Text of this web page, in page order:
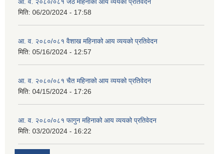
मिति: 06/20/2024 - 17:58
आ. व. २०८०/०८१ वैशाख महिनाको आय व्ययको प्रतिवेदन
मिति: 05/16/2024 - 12:57
आ. व. २०८०/०८१ चैत महिनाको आय व्ययको प्रतिवेदन
मिति: 04/15/2024 - 17:26
आ. व. २०८०/०८१ फागुन महिनाको आय व्ययको प्रतिवेदन
मिति: 03/20/2024 - 16:22